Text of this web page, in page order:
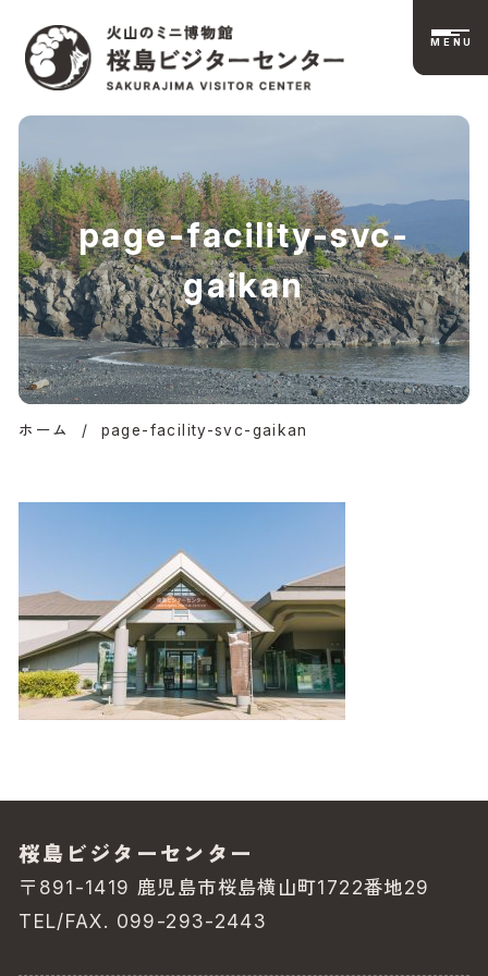
桜島ビジターセンタ
ー公式サイト | 火山
のミニ博物館
MENU
page-facility-svc-
gaikan
ホーム / page-facility-svc-gaikan
桜島ビジターセンター
〒891-1419 鹿児島市桜島横山町1722番地29
TEL/FAX. 099-293-2443